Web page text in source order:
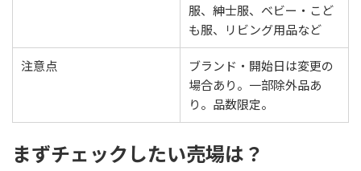
服、紳士服、ベビー・こど
も服、リビング用品など
注意点
ブランド・開始日は変更の
場合あり。一部除外品あ
り。品数限定。
まずチェックしたい売場は？